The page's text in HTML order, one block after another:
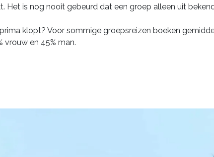
Het is nog nooit gebeurd dat een groep alleen uit
klopt? Voor sommige groepsreizen boeken
vrouw en 45% man.